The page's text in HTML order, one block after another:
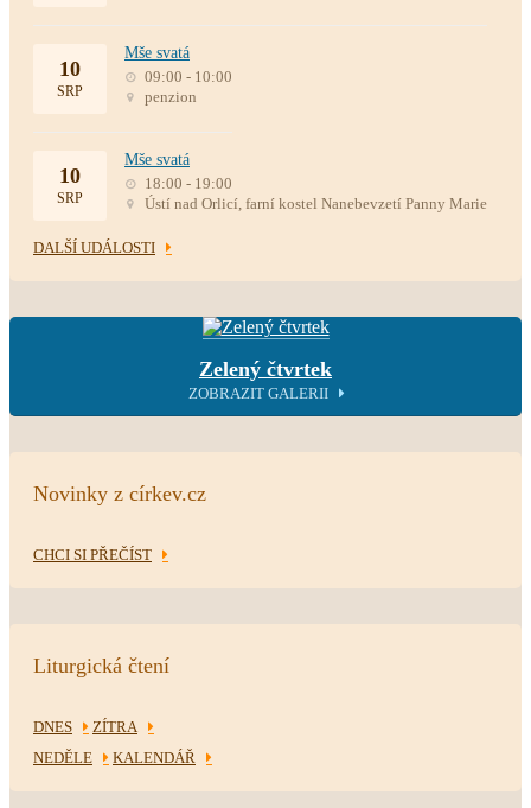
10
SRP
Mše svatá
09:00 - 10:00
penzion
10
SRP
Mše svatá
18:00 - 19:00
Ústí nad Orlicí, farní kostel Nanebevzetí Panny Marie
DALŠÍ UDÁLOSTI
Zelený čtvrtek
ZOBRAZIT GALERII
Novinky z církev.cz
CHCI SI PŘEČÍST
Liturgická čtení
DNES
ZÍTRA
NEDĚLE
KALENDÁŘ